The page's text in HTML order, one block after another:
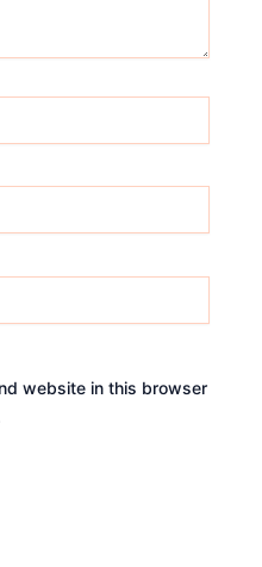
website in this browser